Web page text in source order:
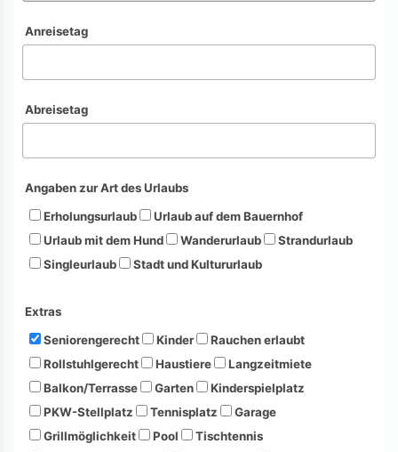
Anreisetag
Abreisetag
Angaben zur Art des Urlaubs
Erholungsurlaub
Urlaub auf dem Bauernhof
Urlaub mit dem Hund
Wanderurlaub
Strandurlaub
Singleurlaub
Stadt und Kultururlaub
Extras
Seniorengerecht
Kinder
Rauchen erlaubt
Rollstuhlgerecht
Haustiere
Langzeitmiete
Balkon/Terrasse
Garten
Kinderspielplatz
PKW-Stellplatz
Tennisplatz
Garage
Grillmöglichkeit
Pool
Tischtennis